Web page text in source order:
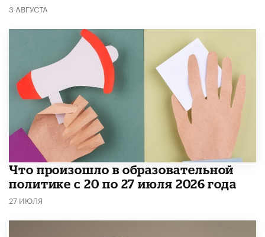
3 АВГУСТА
​Что произошло в образовательной
политике с 20 по 27 июля 2026 года
27 ИЮЛЯ